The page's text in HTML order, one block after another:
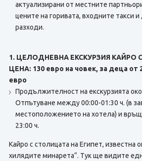
актуализирани от местните
цените на горивата, входните такси
разходи.
1. ЦЕЛОДНЕВНА ЕКСКУРЗИЯ КАЙРО
ЦЕНА: 130 евро на човек, за деца от
евро
Продължителност на екскурзията
Отпътуване между 00:00-01:30 ч. (в
местоположението на хотела) и
23:00 ч.
Кайро с столицата на Египет, известна
хилядите минарета“. Тук ще видите